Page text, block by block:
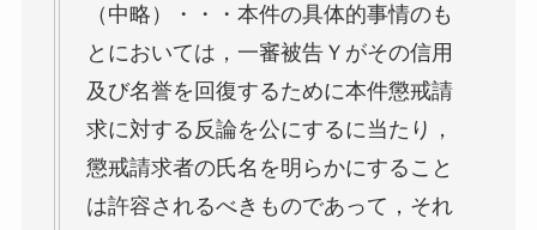
（中略）・・・本件の具体的事情のも
とにおいては，一審被告Ｙがその信用
及び名誉を回復するために本件懲戒請
求に対する反論を公にするに当たり，
懲戒請求者の氏名を明らかにすること
は許容されるべきものであって，それ